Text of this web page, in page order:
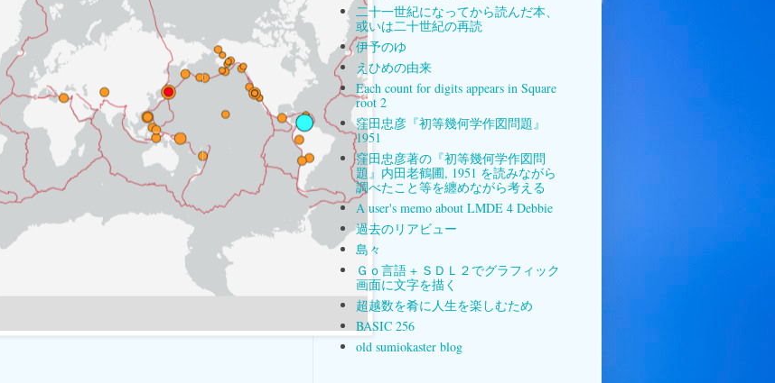
二十一世紀になってから読んだ本、
或いは二十世紀の再読
伊予のゆ
えひめの由来
Each count for digits appears in Square
root 2
窪田忠彦『初等幾何学作図問題』
1951
窪田忠彦著の『初等幾何学作図問
題』内田老鶴圃, 1951 を読みながら
調べたこと等を纏めながら考える
A user's memo about LMDE 4 Debbie
過去のリアビュー
島々
Ｇｏ言語 + ＳＤＬ２でグラフィック
画面に文字を描く
超越数を肴に人生を楽しむため
BASIC 256
old sumiokaster blog